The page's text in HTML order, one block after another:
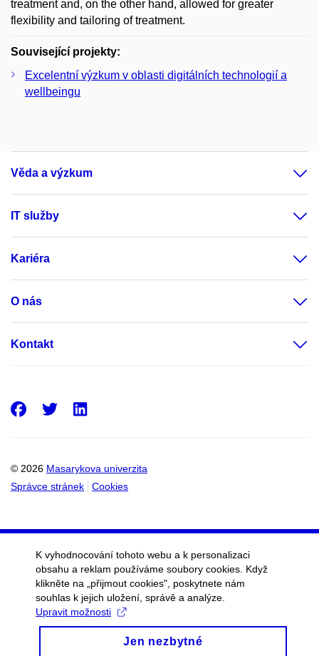
treatment and, on the other hand, allowed for greater
flexibility and tailoring of treatment.
Související projekty:
Excelentní výzkum v oblasti digitálních technologií a
wellbeingu
Věda a výzkum
IT služby
Kariéra
O nás
Kontakt
© 2026 Masarykova univerzita
Správce stránek
Cookies
Facebook
Twitter
K vyhodnocování tohoto webu a k personalizaci
obsahu a reklam používáme soubory cookies. Když
klikněte na „přijmout cookies", poskytnete nám
souhlas k jejich uložení, správě a analýze.
Upravit možnosti
Jen nezbytné